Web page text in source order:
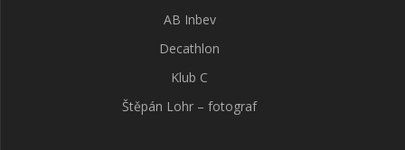
AB Inbev
Decathlon
Klub C
Štěpán Lohr – fotograf